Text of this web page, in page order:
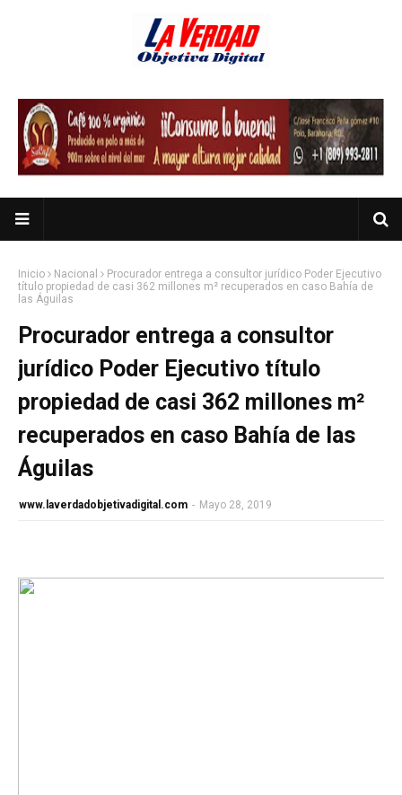
Inicio Nacional
Procurador entrega a consultor jurídico Poder Ejecutivo
título propiedad de casi 362 millones m² recuperados en caso Bahía de
las Águilas
Procurador entrega a consultor
jurídico Poder Ejecutivo título
propiedad de casi 362 millones m²
recuperados en caso Bahía de las
Águilas
www.laverdadobjetivadigital.com - Mayo 28, 2019